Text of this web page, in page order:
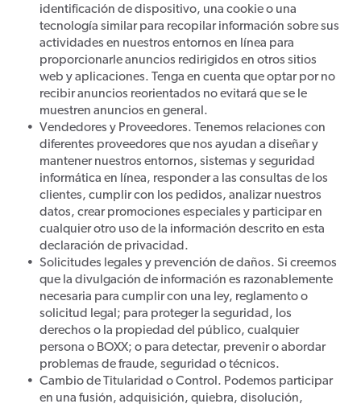
identificación de dispositivo, una cookie o una
tecnología similar para recopilar información sobre sus
actividades en nuestros entornos en línea para
proporcionarle anuncios redirigidos en otros sitios
web y aplicaciones. Tenga en cuenta que optar por no
recibir anuncios reorientados no evitará que se le
muestren anuncios en general.
Vendedores y Proveedores. Tenemos relaciones con
diferentes proveedores que nos ayudan a diseñar y
mantener nuestros entornos, sistemas y seguridad
informática en línea, responder a las consultas de los
clientes, cumplir con los pedidos, analizar nuestros
datos, crear promociones especiales y participar en
cualquier otro uso de la información descrito en esta
declaración de privacidad.
Solicitudes legales y prevención de daños. Si creemos
que la divulgación de información es razonablemente
necesaria para cumplir con una ley, reglamento o
solicitud legal; para proteger la seguridad, los
derechos o la propiedad del público, cualquier
persona o BOXX; o para detectar, prevenir o abordar
problemas de fraude, seguridad o técnicos.
Cambio de Titularidad o Control. Podemos participar
en una fusión, adquisición, quiebra, disolución,